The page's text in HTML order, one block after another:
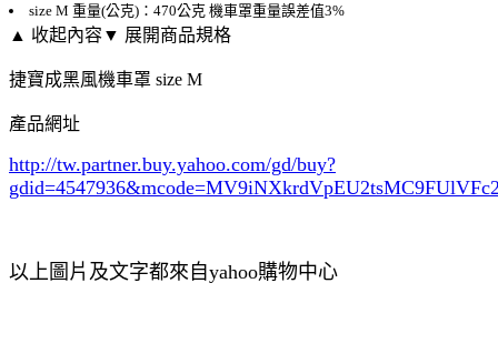
size M 重量(公克)：470公克 機車罩重量誤差值3%
▲ 收起內容▼ 展開商品規格
捷寶成黑風機車罩 size M
產品網址
http://tw.partner.buy.yahoo.com/gd/buy?
gdid=4547936
以上圖片及文字都來自yahoo購物中心